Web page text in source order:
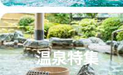
温泉特集